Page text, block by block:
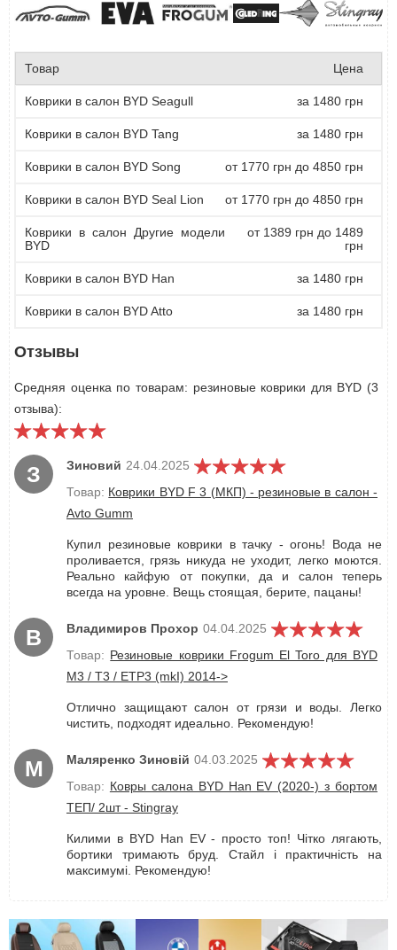
Товар Цена
Коврики в салон BYD Seagull за 1480 грн
Коврики в салон BYD Tang за 1480 грн
Коврики в салон BYD Song от 1770 грн до 4850 грн
Коврики в салон BYD Seal Lion от 1770 грн до 4850 грн
Коврики в салон Другие модели
BYD
от 1389 грн до 1489
грн
Коврики в салон BYD Han за 1480 грн
Коврики в салон BYD Atto за 1480 грн
Отзывы
Средняя оценка по товарам: резиновые коврики для BYD (3
отзыва):
З Зиновий 24.04.2025
Товар: Коврики BYD F 3 (МКП) - резиновые в салон -
Avto Gumm
Купил резиновые коврики в тачку - огонь! Вода не
проливается, грязь никуда не уходит, легко моются.
Реально кайфую от покупки, да и салон теперь
всегда на уровне. Вещь стоящая, берите, пацаны!
В Владимиров Прохор 04.04.2025
Товар: Резиновые коврики Frogum El Toro для BYD
M3 / T3 / ETP3 (mkI) 2014->
Отлично защищают салон от грязи и воды. Легко
чистить, подходят идеально. Рекомендую!
М Маляренко Зиновій 04.03.2025
Товар: Ковры салона BYD Han EV (2020-) з бортом
ТЕП/ 2шт - Stingray
Килими в BYD Han EV - просто топ! Чітко лягають,
бортики тримають бруд. Стайл і практичність на
максимумі. Рекомендую!